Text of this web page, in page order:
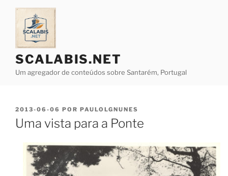
Saltar
conteúdo
SCALABIS.NET
Um agregador de conteúdos sobre Santarém, Portugal
PUBLICADO
EM
2013-06-06 POR PAULOLGNUNES
Uma vista para a Ponte